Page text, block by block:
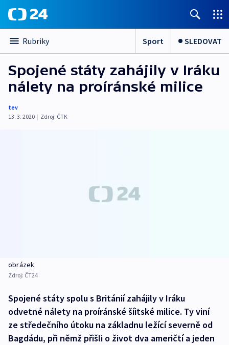
Rubriky Sport SLEDOVAT
Spojené státy zahájily v Iráku
nálety na proíránské milice
tev
13. 3. 2020 | Zdroj: ČTK
obrázek
Zdroj: ČT24
Spojené státy spolu s Británií zahájily v Iráku
odvetné nálety na proíránské šíitské milice. Ty viní
ze středečního útoku na základnu ležící severně od
Bagdádu, při němž přišli o život dva američtí a jeden